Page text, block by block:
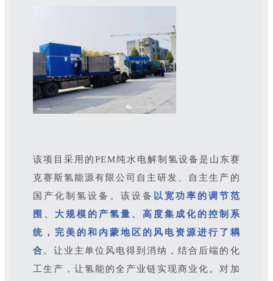
该项目采用的PEM纯水电解制氢设备是山东赛
克赛斯氢能源有限公司自主研发、自主生产的
国产化制氢设备。该设备 以宽功率的调节范
围、大规模的产氢量、高度集成化的控制系
统，完美的和内蒙地区的风电资源进行了耦
合 。让业主单位风电得到消纳，结合后端的化
工生产，让氢能的全产业链实现商业化。对加